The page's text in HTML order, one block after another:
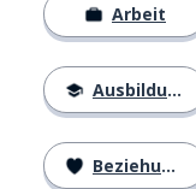
Arbeit
Ausbildung
Beziehungen